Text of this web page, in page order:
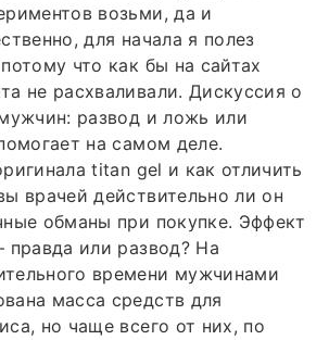
возьми, да и
для начала я полез
что как бы на сайтах
не расхваливали. Дискуссия о
развод и ложь или
на самом деле.
titan gel и как отличить
врачей действительно ли он
обманы при покупке. Эффект
правда или развод? На
времени мужчинами
масса средств для
но чаще всего от них, по